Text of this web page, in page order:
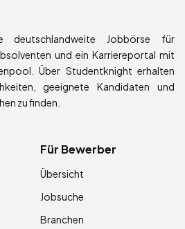
deutschlandweite Jobbörse für
und ein Karriereportal mit
Über Studentknight erhalten
geeignete Kandidaten und
zu finden.
Für Bewerber
Übersicht
Jobsuche
Branchen